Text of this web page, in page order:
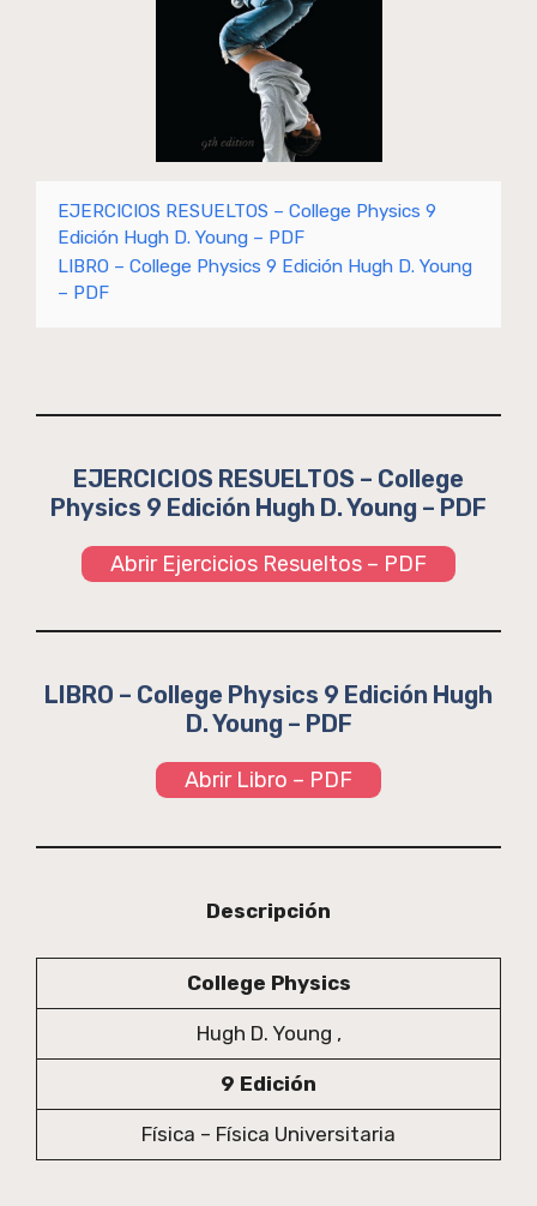
EJERCICIOS RESUELTOS – College Physics 9
Edición Hugh D. Young – PDF
LIBRO – College Physics 9 Edición Hugh D. Young
– PDF
EJERCICIOS RESUELTOS – College
Physics 9 Edición Hugh D. Young – PDF
Abrir Ejercicios Resueltos – PDF
LIBRO – College Physics 9 Edición Hugh
D. Young – PDF
Abrir Libro – PDF
Descripción
College Physics
Hugh D. Young ,
9 Edición
Física – Física Universitaria